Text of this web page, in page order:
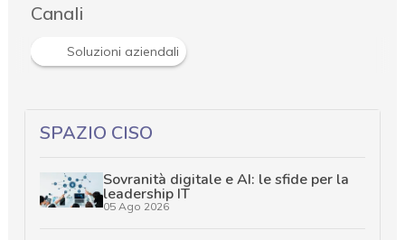
Canali
Soluzioni aziendali
SPAZIO CISO
Sovranità digitale e AI: le sfide per la
leadership IT
05 Ago 2026